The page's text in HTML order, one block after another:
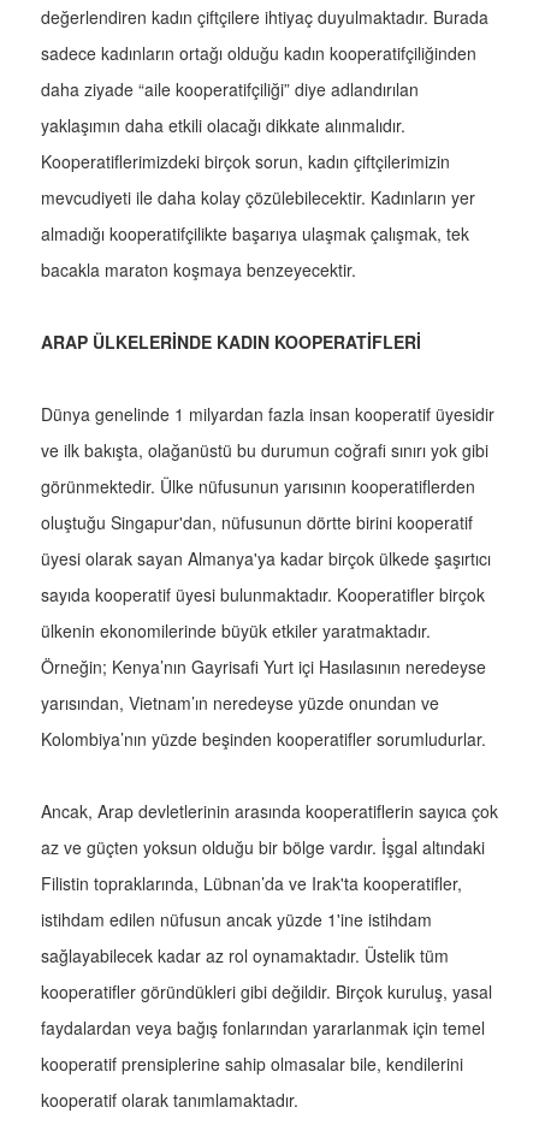
değerlendiren kadın çiftçilere ihtiyaç duyulmaktadır. Burada
sadece kadınların ortağı olduğu kadın kooperatifçiliğinden
daha ziyade “aile kooperatifçiliği” diye adlandırılan
yaklaşımın daha etkili olacağı dikkate alınmalıdır.
Kooperatiflerimizdeki birçok sorun, kadın çiftçilerimizin
mevcudiyeti ile daha kolay çözülebilecektir. Kadınların yer
almadığı kooperatifçilikte başarıya ulaşmak çalışmak, tek
bacakla maraton koşmaya benzeyecektir.
ARAP ÜLKELERİNDE KADIN KOOPERATİFLERİ
Dünya genelinde 1 milyardan fazla insan kooperatif üyesidir
ve ilk bakışta, olağanüstü bu durumun coğrafi sınırı yok gibi
görünmektedir. Ülke nüfusunun yarısının kooperatiflerden
oluştuğu Singapur'dan, nüfusunun dörtte birini kooperatif
üyesi olarak sayan Almanya'ya kadar birçok ülkede şaşırtıcı
sayıda kooperatif üyesi bulunmaktadır. Kooperatifler birçok
ülkenin ekonomilerinde büyük etkiler yaratmaktadır.
Örneğin; Kenya’nın Gayrisafi Yurt içi Hasılasının neredeyse
yarısından, Vietnam’ın neredeyse yüzde onundan ve
Kolombiya’nın yüzde beşinden kooperatifler sorumludurlar.
Ancak, Arap devletlerinin arasında kooperatiflerin sayıca çok
az ve güçten yoksun olduğu bir bölge vardır. İşgal altındaki
Filistin topraklarında, Lübnan’da ve Irak'ta kooperatifler,
istihdam edilen nüfusun ancak yüzde 1'ine istihdam
sağlayabilecek kadar az rol oynamaktadır. Üstelik tüm
kooperatifler göründükleri gibi değildir. Birçok kuruluş, yasal
faydalardan veya bağış fonlarından yararlanmak için temel
kooperatif prensiplerine sahip olmasalar bile, kendilerini
kooperatif olarak tanımlamaktadır.